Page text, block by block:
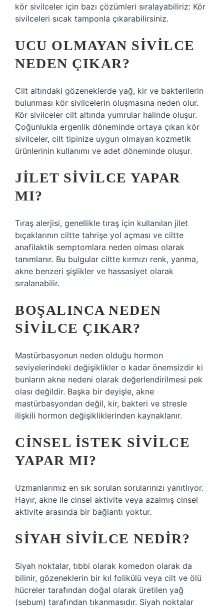
kör sivilceler için bazı çözümleri sıralayabiliriz: Kör
sivilceleri sıcak tamponla çıkarabilirsiniz.
UCU OLMAYAN SIVILCE
NEDEN ÇIKAR?
Cilt altındaki gözeneklerde yağ, kir ve bakterilerin
bulunması kör sivilcelerin oluşmasına neden olur.
Kör sivilceler cilt altında yumrular halinde oluşur.
Çoğunlukla ergenlik döneminde ortaya çıkan kör
sivilceler, cilt tipinize uygun olmayan kozmetik
ürünlerinin kullanımı ve adet döneminde oluşur.
JILET SIVILCE YAPAR
MI?
Tıraş alerjisi, genellikle tıraş için kullanılan jilet
bıçaklarının ciltte tahrişe yol açması ve ciltte
anafilaktik semptomlara neden olması olarak
tanımlanır. Bu bulgular ciltte kırmızı renk, yanma,
akne benzeri şişlikler ve hassasiyet olarak
sıralanabilir.
BOŞALINCA NEDEN
SIVILCE ÇIKAR?
Mastürbasyonun neden olduğu hormon
seviyelerindeki değişiklikler o kadar önemsizdir ki
bunların akne nedeni olarak değerlendirilmesi pek
olası değildir. Başka bir deyişle, akne
mastürbasyondan değil, kir, bakteri ve stresle
ilişkili hormon değişikliklerinden kaynaklanır.
CINSEL ISTEK SIVILCE
YAPAR MI?
Uzmanlarımız en sık sorulan sorularınızı yanıtlıyor.
Hayır, akne ile cinsel aktivite veya azalmış cinsel
aktivite arasında bir bağlantı yoktur.
SIYAH SIVILCE NEDIR?
Siyah noktalar, tıbbi olarak komedon olarak da
bilinir, gözeneklerin bir kıl folikülü veya cilt ve ölü
hücreler tarafından doğal olarak üretilen yağ
(sebum) tarafından tıkanmasıdır. Siyah noktalar